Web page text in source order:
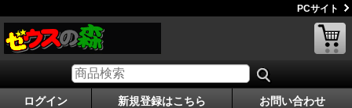
PCサイト
ログイン 新規登録はこちら お問い合わせ